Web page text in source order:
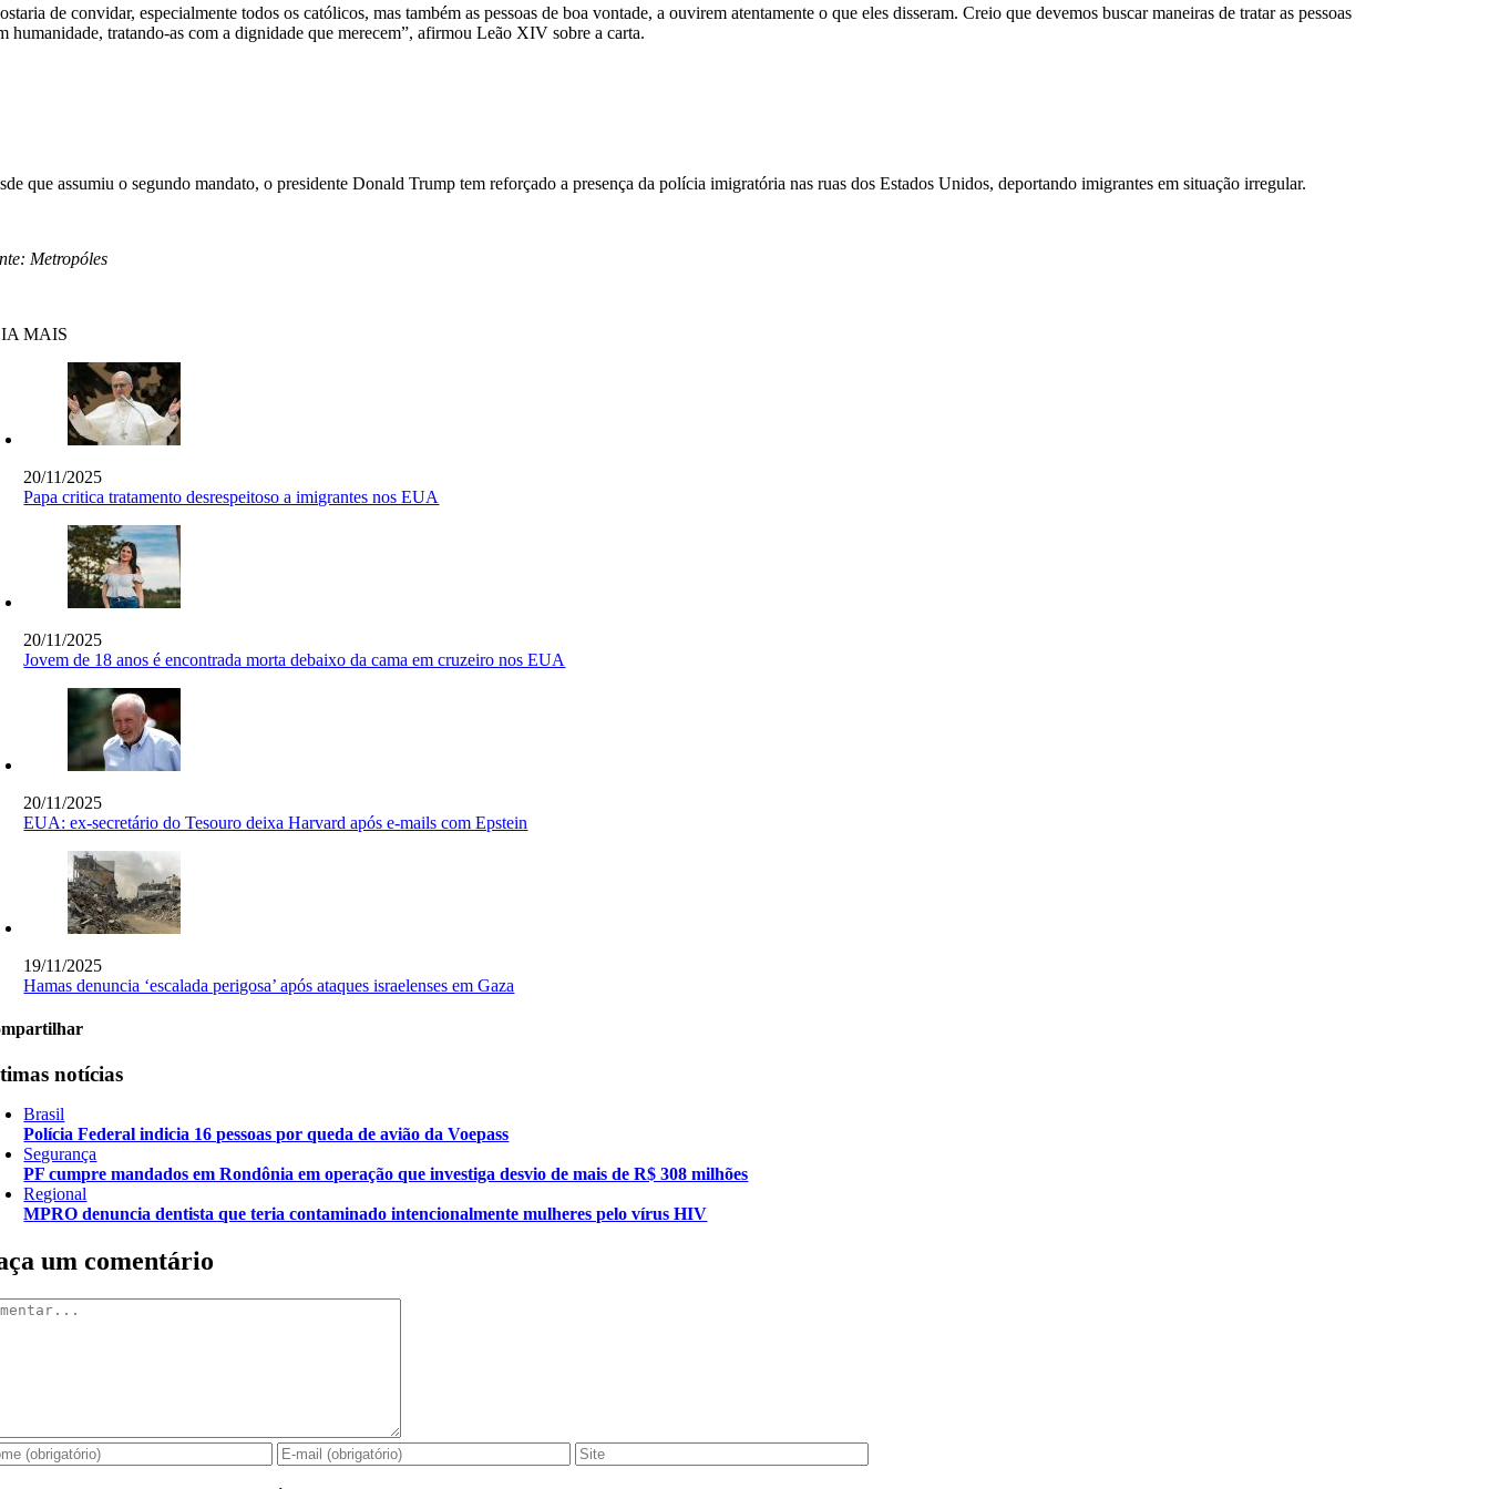
de convidar, especialmente todos os católicos, mas também as pessoas de boa vontade, a ouvirem atentamente o que eles disseram. Creio que devemos buscar maneiras de tratar as pessoas
humanidade, tratando-as com a dignidade que merecem”, afirmou Leão XIV sobre a carta.
que assumiu o segundo mandato, o presidente Donald Trump tem reforçado a presença da polícia imigratória nas ruas dos Estados Unidos, deportando imigrantes em situação irregular.
Metropóles
MAIS
20/11/2025
Papa critica tratamento desrespeitoso a imigrantes nos EUA
20/11/2025
Jovem de 18 anos é encontrada morta debaixo da cama em cruzeiro nos EUA
20/11/2025
EUA: ex-secretário do Tesouro deixa Harvard após e-mails com Epstein
19/11/2025
Hamas denuncia ‘escalada perigosa’ após ataques israelenses em Gaza
notícias
Brasil
Polícia Federal indicia 16 pessoas por queda de avião da Voepass
Segurança
PF cumpre mandados em Rondônia em operação que investiga desvio de mais de R$ 308 milhões
Regional
MPRO denuncia dentista que teria contaminado intencionalmente mulheres pelo vírus HIV
um comentário